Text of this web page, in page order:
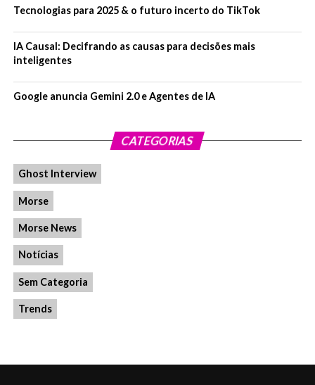
Tecnologias para 2025 & o futuro incerto do TikTok
IA Causal: Decifrando as causas para decisões mais
inteligentes
Google anuncia Gemini 2.0 e Agentes de IA
CATEGORIAS
Ghost Interview
Morse
Morse News
Notícias
Sem Categoria
Trends